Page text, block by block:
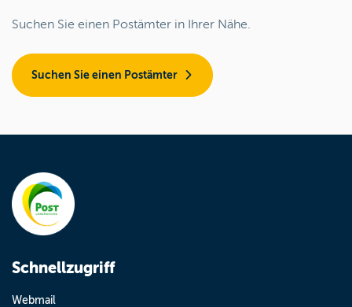
Suchen Sie einen Postämter in Ihrer Nähe.
Suchen Sie einen Postämter
Schnellzugriff
Webmail